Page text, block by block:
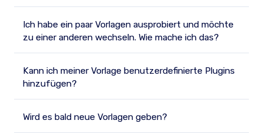
Ich habe ein paar Vorlagen ausprobiert und möchte
zu einer anderen wechseln. Wie mache ich das?
Kann ich meiner Vorlage benutzerdefinierte Plugins
hinzufügen?
Wird es bald neue Vorlagen geben?